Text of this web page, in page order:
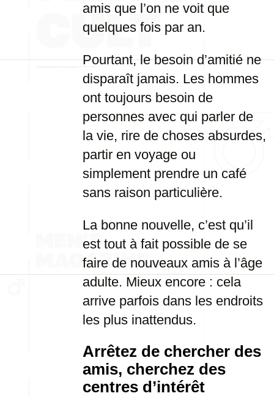
amis que l’on ne voit que
quelques fois par an.
Pourtant, le besoin d’amitié ne
disparaît jamais. Les hommes
ont toujours besoin de
personnes avec qui parler de
la vie, rire de choses absurdes,
partir en voyage ou
simplement prendre un café
sans raison particulière.
La bonne nouvelle, c’est qu’il
est tout à fait possible de se
faire de nouveaux amis à l’âge
adulte. Mieux encore : cela
arrive parfois dans les endroits
les plus inattendus.
Arrêtez de chercher des
amis, cherchez des
centres d’intérêt